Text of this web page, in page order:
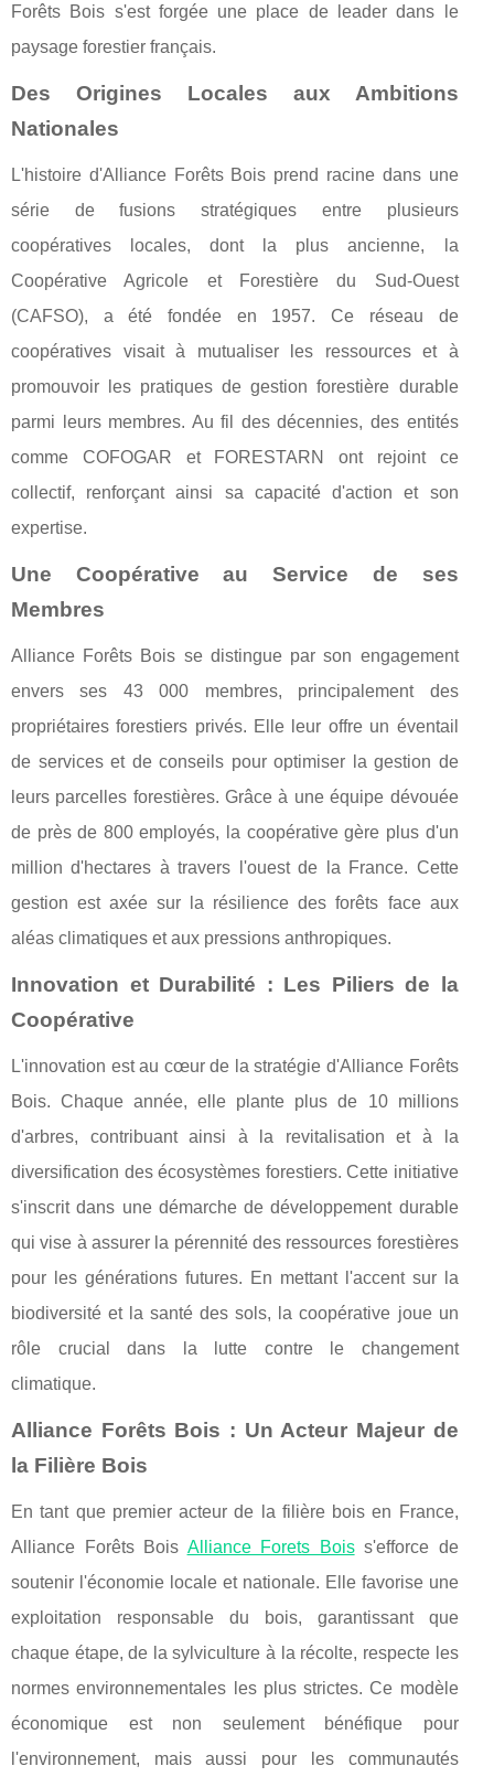
Forêts Bois s'est forgée une place de leader dans le
paysage forestier français.
Des Origines Locales aux Ambitions
Nationales
L'histoire d'Alliance Forêts Bois prend racine dans une
série de fusions stratégiques entre plusieurs
coopératives locales, dont la plus ancienne, la
Coopérative Agricole et Forestière du Sud-Ouest
(CAFSO), a été fondée en 1957. Ce réseau de
coopératives visait à mutualiser les ressources et à
promouvoir les pratiques de gestion forestière durable
parmi leurs membres. Au fil des décennies, des entités
comme COFOGAR et FORESTARN ont rejoint ce
collectif, renforçant ainsi sa capacité d'action et son
expertise.
Une Coopérative au Service de ses
Membres
Alliance Forêts Bois se distingue par son engagement
envers ses 43 000 membres, principalement des
propriétaires forestiers privés. Elle leur offre un éventail
de services et de conseils pour optimiser la gestion de
leurs parcelles forestières. Grâce à une équipe dévouée
de près de 800 employés, la coopérative gère plus d'un
million d'hectares à travers l'ouest de la France. Cette
gestion est axée sur la résilience des forêts face aux
aléas climatiques et aux pressions anthropiques.
Innovation et Durabilité : Les Piliers de la
Coopérative
L'innovation est au cœur de la stratégie d'Alliance Forêts
Bois. Chaque année, elle plante plus de 10 millions
d'arbres, contribuant ainsi à la revitalisation et à la
diversification des écosystèmes forestiers. Cette initiative
s'inscrit dans une démarche de développement durable
qui vise à assurer la pérennité des ressources forestières
pour les générations futures. En mettant l'accent sur la
biodiversité et la santé des sols, la coopérative joue un
rôle crucial dans la lutte contre le changement
climatique.
Alliance Forêts Bois : Un Acteur Majeur de
la Filière Bois
En tant que premier acteur de la filière bois en France,
Alliance Forêts Bois Alliance Forets Boiss'efforce de
soutenir l'économie locale et nationale. Elle favorise une
exploitation responsable du bois, garantissant que
chaque étape, de la sylviculture à la récolte, respecte les
normes environnementales les plus strictes. Ce modèle
économique est non seulement bénéfique pour
l'environnement, mais aussi pour les communautés